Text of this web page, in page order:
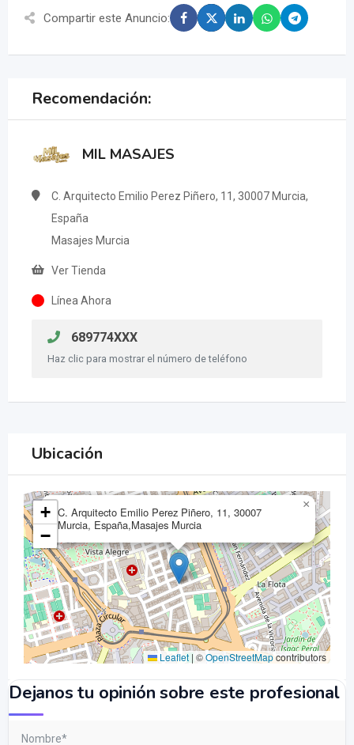
Compartir este Anuncio:
Recomendación:
MIL MASAJES
C. Arquitecto Emilio Perez Piñero, 11, 30007 Murcia,
España
Masajes Murcia
Ver Tienda
Línea Ahora
689774XXX
Haz clic para mostrar el número de teléfono
Ubicación
C. Arquitecto Emilio Perez Piñero, 11, 30007
Murcia, España,Masajes Murcia
×
+
−
Leaflet | ©OpenStreetMapcontributors
Dejanos tu opinión sobre este profesional